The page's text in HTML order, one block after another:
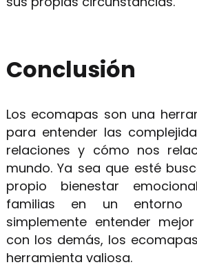
Conclusión
Los ecomapas son una
para entender las
relaciones y cómo nos
mundo. Ya sea que esté
propio bienestar
familias en un
simplemente entender
con los demás, los
herramienta valiosa.